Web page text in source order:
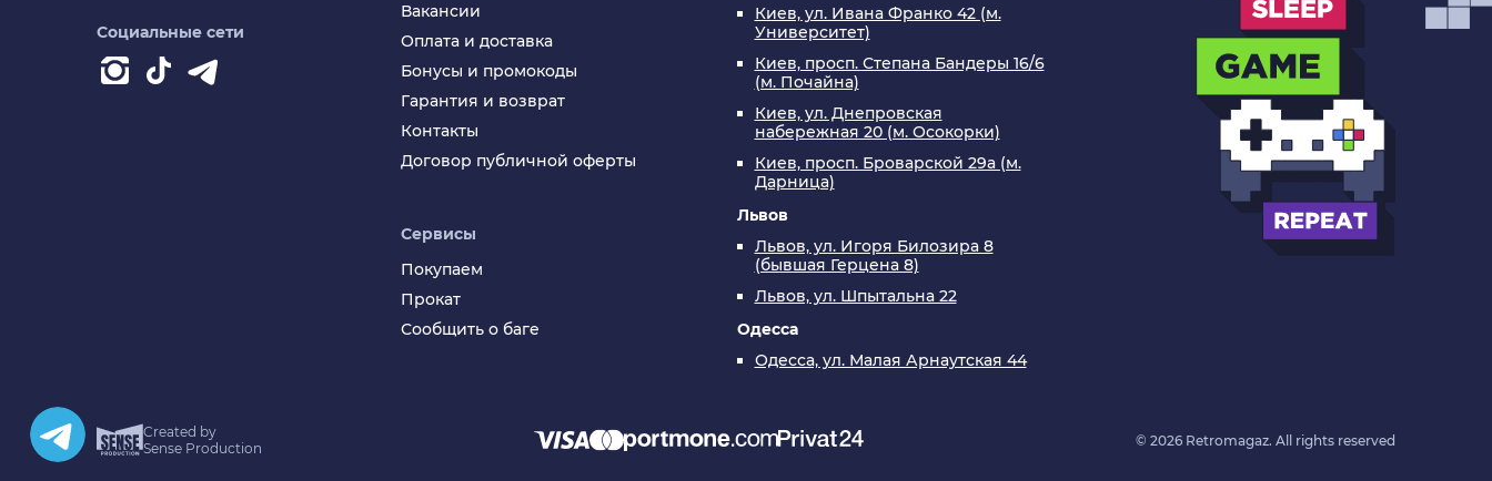
Социальные сети
Вакансии
Оплата и доставка
Бонусы и промокоды
Гарантия и возврат
Контакты
Договор публичной оферты
Сервисы
Покупаем
Прокат
Сообщить о баге
Киев, ул. Ивана Франко 42 (м.
Университет)
Киев, просп. Степана Бандеры 16/6
(м. Почайна)
Киев, ул. Днепровская
набережная 20 (м. Осокорки)
Киев, просп. Броварской 29а (м.
Дарница)
Львов
Львов, ул. Игоря Билозира 8
(бывшая Герцена 8)
Львов, ул. Шпытальна 22
Одесса
Одесса, ул. Малая Арнаутская 44
Created by
Sense Production
© 2026 Retromagaz. All rights reserved